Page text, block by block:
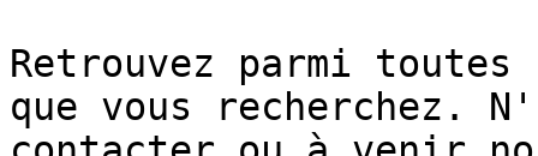
Retrouvez parmi
que vous recherchez.